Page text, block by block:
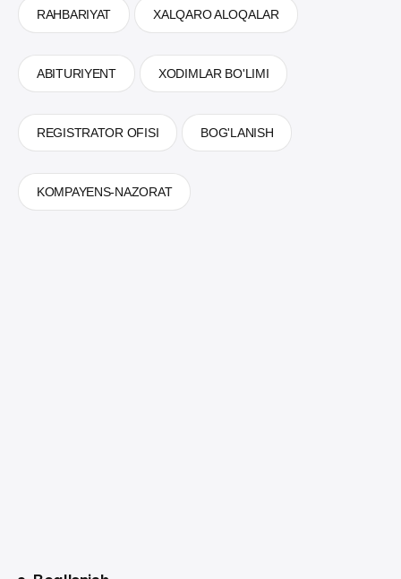
RAHBARIYAT XALQARO ALOQALAR
ABITURIYENT XODIMLAR BO'LIMI
REGISTRATOR OFISI BOG'LANISH
KOMPAYENS-NAZORAT